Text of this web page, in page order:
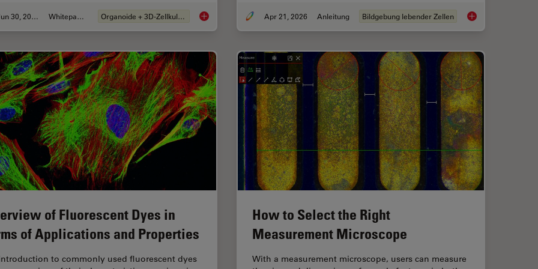
Jun 30, 2026 Whitepaper Organoide + 3D-Zellkultur What’s the Best Organoid Imaging Approach for Early Drug Discovery?
Apr 21, 2026 Anleitung Bildgebung lebender Zellen Ratiometric Imaging
of Fluorescent Dyes in
of Applications and Properties
to commonly used fluorescent dyes
How to Select the Right
Measurement Microscope
With a measurement microscope, users can measure